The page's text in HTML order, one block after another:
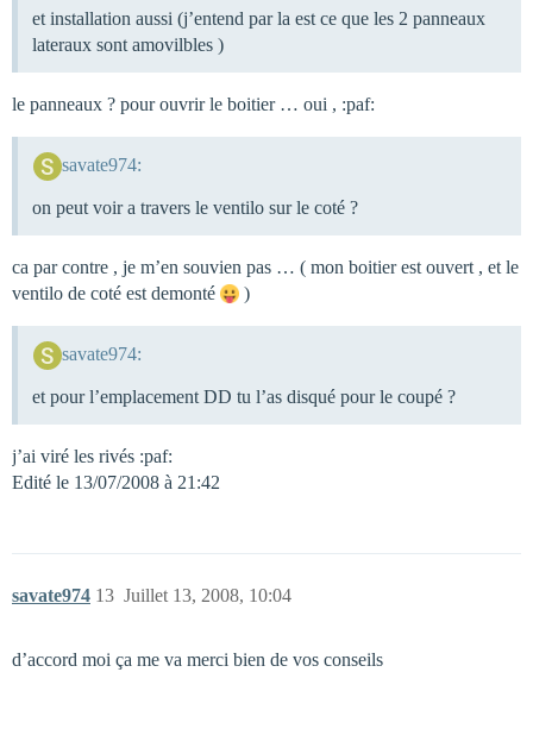
et installation aussi (j’entend par la est ce que les 2 panneaux
lateraux sont amovilbles )
le panneaux ? pour ouvrir le boitier … oui , :paf:
savate974:
on peut voir a travers le ventilo sur le coté ?
ca par contre , je m’en souvien pas … ( mon boitier est ouvert , et le
ventilo de coté est demonté
)
savate974:
et pour l’emplacement DD tu l’as disqué pour le coupé ?
j’ai viré les rivés :paf:
Edité le 13/07/2008 à 21:42
savate974 Juillet 13, 2008, 10:04
13
d’accord moi ça me va merci bien de vos conseils